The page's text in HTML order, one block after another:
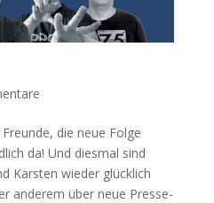
die neue Folge
da! Und diesmal sind
Karsten wieder glücklich
anderem über neue Presse-